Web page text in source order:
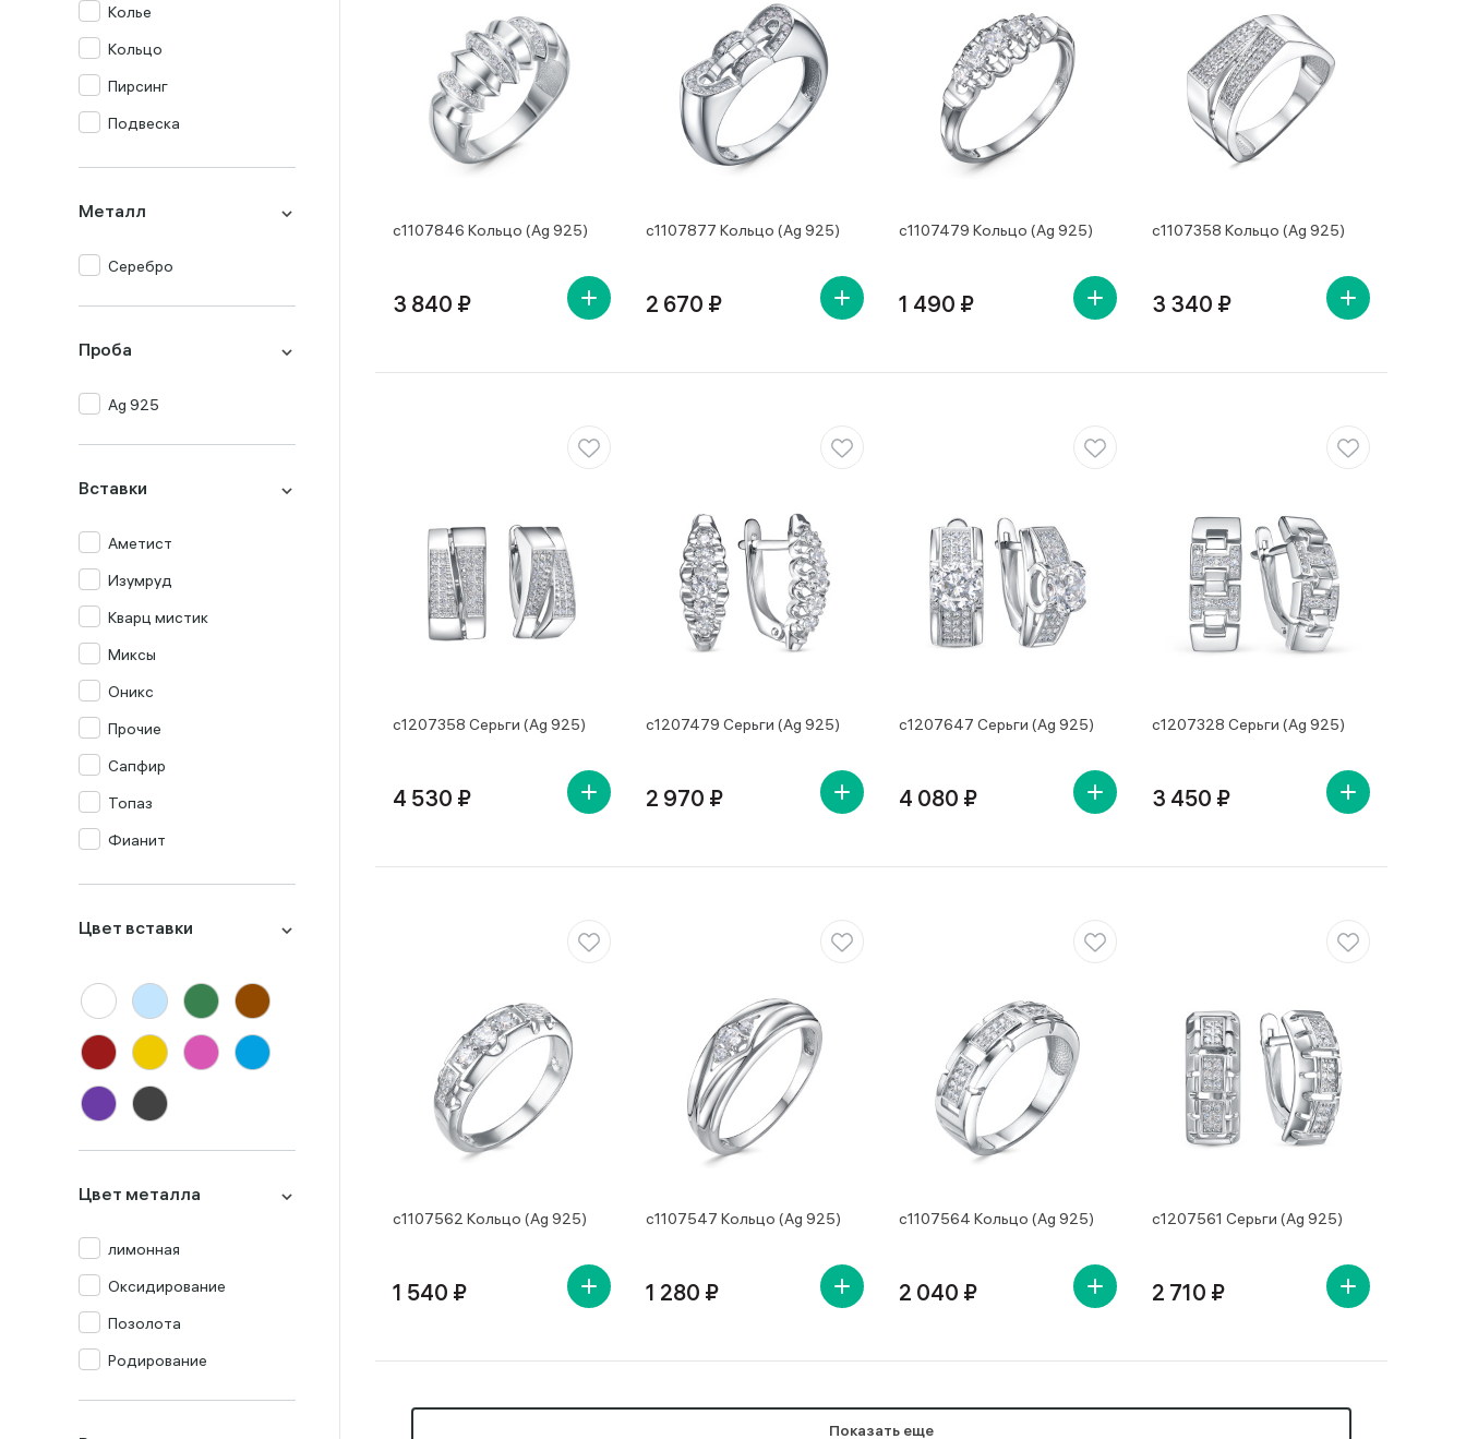
Колье
Кольцо
Пирсинг
Подвеска
Металл
Серебро
Проба
Ag 925
Вставки
Аметист
Изумруд
Кварц мистик
Миксы
Оникс
Прочие
Сапфир
Топаз
Фианит
Цвет вставки
Цвет металла
лимонная
Оксидирование
Позолота
Родирование
с1107846 Кольцо (Ag 925)
3 840 ₽
с1107877 Кольцо (Ag 925)
2 670 ₽
с1107479 Кольцо (Ag 925)
1 490 ₽
с1107358 Кольцо (Ag 925)
3 340 ₽
с1207358 Серьги (Ag 925)
4 530 ₽
с1207479 Серьги (Ag 925)
2 970 ₽
с1207647 Серьги (Ag 925)
4 080 ₽
с1207328 Серьги (Ag 925)
3 450 ₽
с1107562 Кольцо (Ag 925)
1 540 ₽
с1107547 Кольцо (Ag 925)
1 280 ₽
с1107564 Кольцо (Ag 925)
2 040 ₽
с1207561 Серьги (Ag 925)
2 710 ₽
Показать еще